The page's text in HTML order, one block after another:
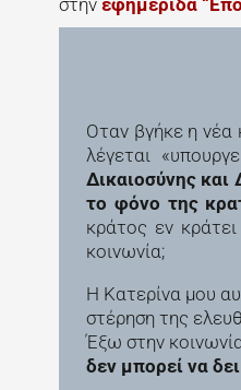
στην εφημερίδα
Οταν βγήκε η νέα
λέγεται
Δικαιοσύνης και
το φόνο της
κράτος εν
κοινωνία;
Η Κατερίνα μου
στέρηση της
Έξω στην
δεν μπορεί να